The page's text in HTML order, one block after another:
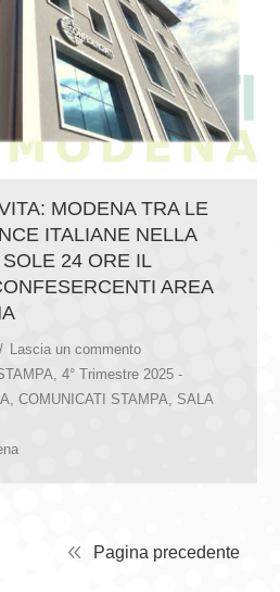
MODENA TRA LE
ITALIANE NELLA
24 ORE IL
AREA
Lascia un commento
, 4° Trimestre 2025 -
, COMUNICATI STAMPA, SALA
Pagina precedente